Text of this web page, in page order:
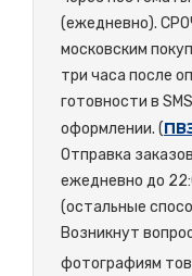
(ежедневно).
московским
три часа после
готовности в
оформлении. (
Отправка
ежедневно до
(остальные
Возникнут
фотографиям